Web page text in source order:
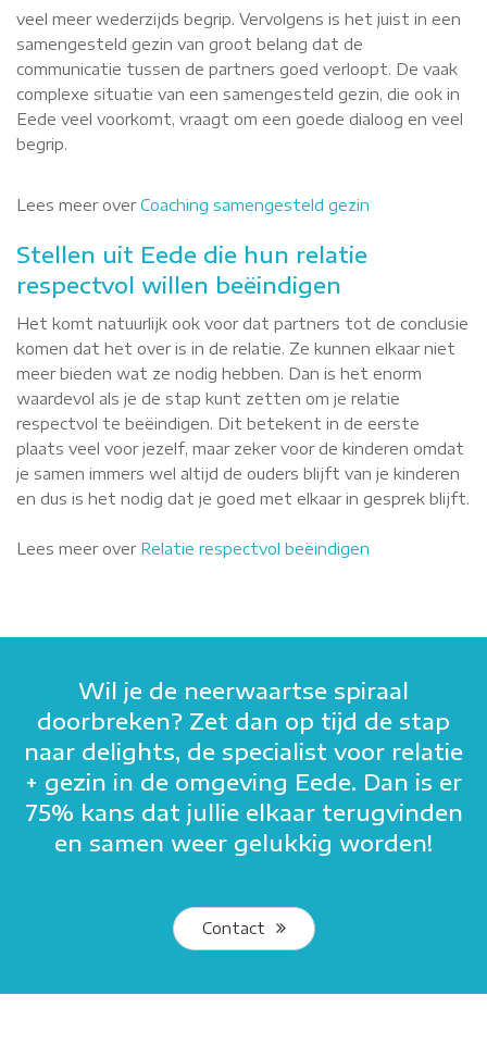
veel meer wederzijds begrip. Vervolgens is het juist in een
samengesteld gezin van groot belang dat de
communicatie tussen de partners goed verloopt. De vaak
complexe situatie van een samengesteld gezin, die ook in
Eede veel voorkomt, vraagt om een goede dialoog en veel
begrip.
Lees meer overCoaching samengesteld gezin
Stellen uit Eede die hun relatie
respectvol willen beëindigen
Het komt natuurlijk ook voor dat partners tot de conclusie
komen dat het over is in de relatie. Ze kunnen elkaar niet
meer bieden wat ze nodig hebben. Dan is het enorm
waardevol als je de stap kunt zetten om je relatie
respectvol te beëindigen. Dit betekent in de eerste
plaats veel voor jezelf, maar zeker voor de kinderen omdat
je samen immers wel altijd de ouders blijft van je kinderen
en dus is het nodig dat je goed met elkaar in gesprek blijft.
Lees meer over Relatie respectvol beëindigen
Wil je de neerwaartse spiraal
doorbreken? Zet dan op tijd de stap
naar delights, de specialist voor relatie
+ gezin in de omgeving Eede. Dan is er
75% kans dat jullie elkaar terugvinden
en samen weer gelukkig worden!
Contact